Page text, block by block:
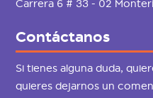
Carrera 6 # 33 - 02
Contáctanos
Si tienes alguna duda,
quieres dejarnos un